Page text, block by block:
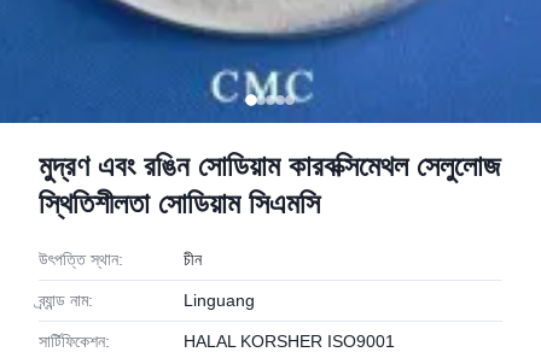
মুদ্রণ এবং রঙিন সোডিয়াম কারবক্সিমেথল সেলুলোজ
স্থিতিশীলতা সোডিয়াম সিএমসি
উৎপত্তি স্থান: চীন
ব্র্যান্ড নাম: Linguang
সার্টিফিকেশন: HALAL KORSHER ISO9001